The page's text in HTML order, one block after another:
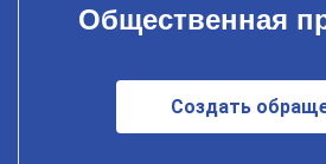
Общественная
Создать